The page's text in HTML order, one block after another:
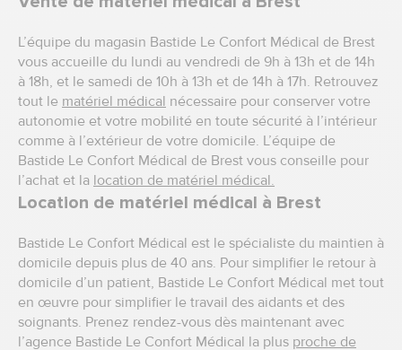
L’équipe du magasin Bastide Le Confort Médical de Brest
vous accueille du lundi au vendredi de 9h à 13h et de 14h
à 18h, et le samedi de 10h à 13h et de 14h à 17h. Retrouvez
tout le matériel médical nécessaire pour conserver votre
autonomie et votre mobilité en toute sécurité à l’intérieur
comme à l’extérieur de votre domicile. L’équipe de
Bastide Le Confort Médical de Brest vous conseille pour
l’achat et la location de matériel médical.
Location de matériel médical à Brest
Bastide Le Confort Médical est le spécialiste du maintien à
domicile depuis plus de 40 ans. Pour simplifier le retour à
domicile d’un patient, Bastide Le Confort Médical met tout
en œuvre pour simplifier le travail des aidants et des
soignants. Prenez rendez-vous dès maintenant avec
l’agence Bastide Le Confort Médical la plus proche de